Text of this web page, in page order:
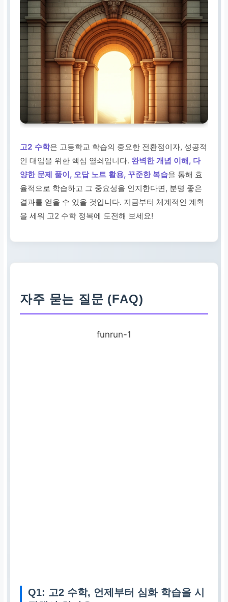
고2 수학은 고등학교 학습의 중요한 전환점이자, 성공적
인 대입을 위한 핵심 열쇠입니다. 완벽한 개념 이해, 다
양한 문제 풀이, 오답 노트 활용, 꾸준한 복습을 통해 효
율적으로 학습하고 그 중요성을 인지한다면, 분명 좋은
결과를 얻을 수 있을 것입니다. 지금부터 체계적인 계획
을 세워 고2 수학 정복에 도전해 보세요!
자주 묻는 질문 (FAQ)
funrun-1
Q1: 고2 수학, 언제부터 심화 학습을 시